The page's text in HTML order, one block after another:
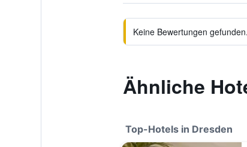
Keine Bewertungen
Ähnliche
Top-Hotels in Dresden